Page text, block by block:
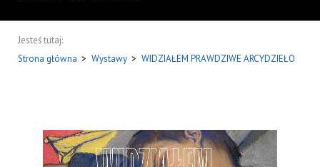
Jesteś tutaj:
Strona główna > Wystawy > WIDZIAŁEM PRAWDZIWE ARCYDZIEŁO